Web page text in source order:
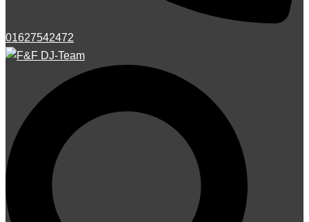
01627542472